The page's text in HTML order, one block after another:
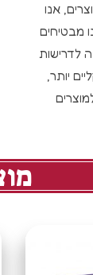
אנו
מבטיחים
לדרישות
יותר,